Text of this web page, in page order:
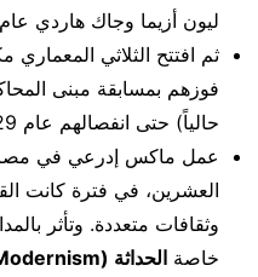
ليون أزيما وجاك هاردي عام 1923في فرنسا.
فوزهم بمسابقة مبنى
حالياً) حتى انفصالهم عام 1929.
عمل ماكس إدرعي في مصر
العشرين، في فترة كانت
وثقافات متعددة. وتأثر
خاصة الحداثة (Modernism)